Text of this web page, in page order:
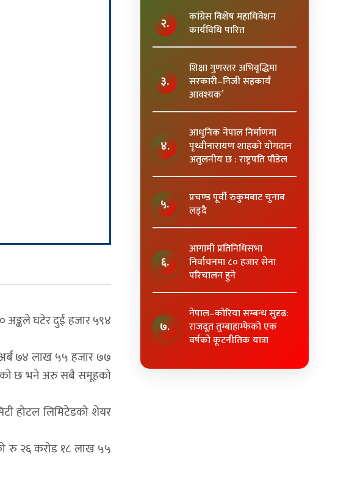
घटेर दुई हजार ५९४
७४ लाख ५५ हजार ७७
छ भने अरु सबै समूहको
होटल लिमिटेडको शेयर
रु २६ करोड १८ लाख ५५
२.
कांग्रेस विशेष महाधिवेशन
कार्यविधि पारित
३.
शिक्षा गुणस्तर अभिवृद्धिमा
सरकारी–निजी सहकार्य
आवश्यक’
४.
आधुनिक नेपाल निर्माणमा
पृथ्वीनारायण शाहकाे याेगदान
अतुलनीय छ : राष्ट्रपति पाैडेल
५.
प्रचण्ड पूर्वी रुकुमबाट चुनाब
लड्दै
६.
आगामी प्रतिनिधिसभा
निर्वाचनमा ८० हजार सेना
परिचालन हुने
७.
नेपाल–कोरिया सम्बन्ध सुदृढ:
राजदूत तुम्बाहाम्फेको एक
वर्षको कूटनीतिक यात्रा